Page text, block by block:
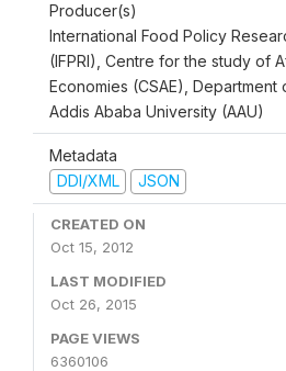
Producer(s)
International Food Policy
(IFPRI), Centre for the study of
Economies (CSAE), Department
Addis Ababa University (AAU)
Metadata
DDI/XML
JSON
CREATED ON
Oct 15, 2012
LAST MODIFIED
Oct 26, 2015
PAGE VIEWS
6360106